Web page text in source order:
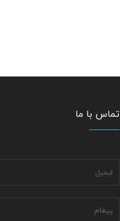
تماس با ما